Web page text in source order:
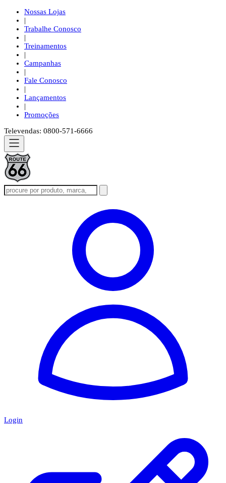
Nossas Lojas
|
Trabalhe Conosco
|
Treinamentos
|
Campanhas
|
Fale Conosco
|
Lançamentos
|
Promoções
Televendas: 0800-571-6666
Login